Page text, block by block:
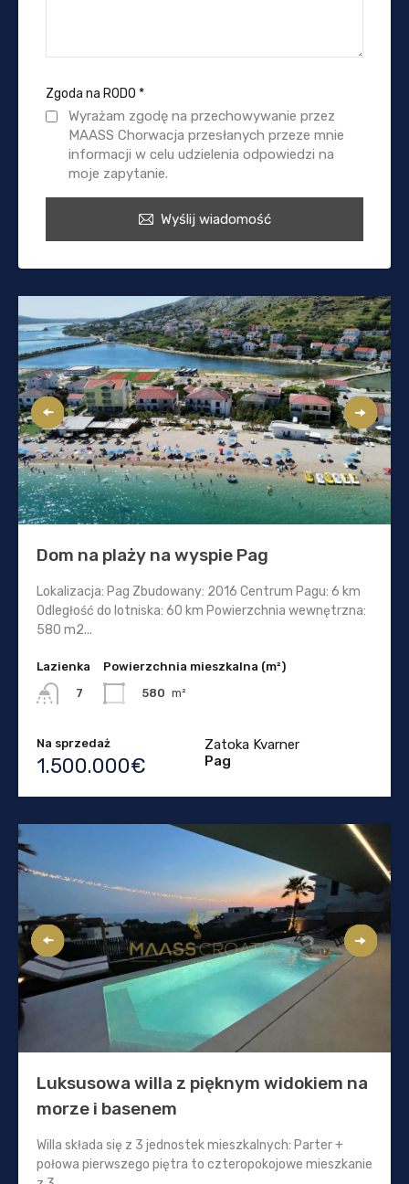
Zgoda na RODO *
Wyrażam zgodę na przechowywanie przez
MAASS Chorwacja przesłanych przeze mnie
informacji w celu udzielenia odpowiedzi na
moje zapytanie.
Wyślij wiadomość
Dom na plaży na wyspie Pag
Lokalizacja: Pag Zbudowany: 2016 Centrum Pagu: 6 km
Odległość do lotniska: 60 km Powierzchnia wewnętrzna:
580 m2...
Lazienka
7
Powierzchnia mieszkalna (m²)
580 m²
Na sprzedaż
1.500.000€
Zatoka Kvarner
Pag
Luksusowa willa z pięknym widokiem na
morze i basenem
Willa składa się z 3 jednostek mieszkalnych: Parter +
połowa pierwszego piętra to czteropokojowe mieszkanie